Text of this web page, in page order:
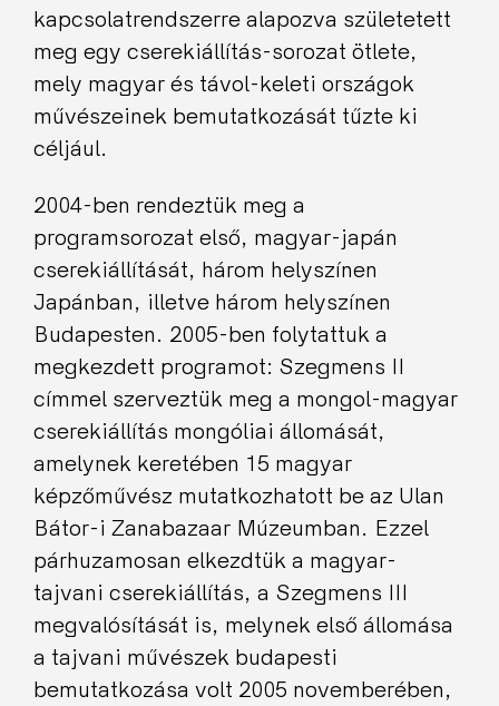
kapcsolatrendszerre alapozva születetett
meg egy cserekiállítás-sorozat ötlete,
mely magyar és távol-keleti országok
művészeinek bemutatkozását tűzte ki
céljául.
2004-ben rendeztük meg a
programsorozat első, magyar-japán
cserekiállítását, három helyszínen
Japánban, illetve három helyszínen
Budapesten. 2005-ben folytattuk a
megkezdett programot: Szegmens II
címmel szerveztük meg a mongol-magyar
cserekiállítás mongóliai állomását,
amelynek keretében 15 magyar
képzőművész mutatkozhatott be az Ulan
Bátor-i Zanabazaar Múzeumban. Ezzel
párhuzamosan elkezdtük a magyar-
tajvani cserekiállítás, a Szegmens III
megvalósítását is, melynek első állomása
a tajvani művészek budapesti
bemutatkozása volt 2005 novemberében,